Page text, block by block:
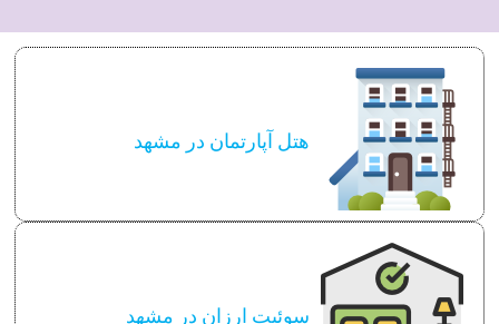
هتل آپارتمان در مشهد
سوئیت ارزان در مشهد